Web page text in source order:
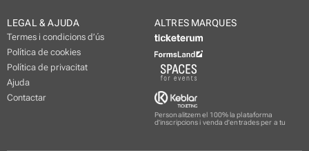
LEGAL & AJUDA
Termes i condicions d’ús
Política de cookies
Política de privacitat
Ajuda
Contactar
ALTRES MARQUES
Personalitzem el 100% la plataforma
d'inscripcions i venda d'entrades per a tu